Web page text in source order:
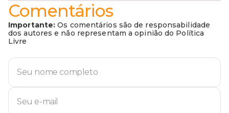
Comentários
Importante: Os comentários são de responsabilidade
dos autores e não representam a opinião do Política
Livre